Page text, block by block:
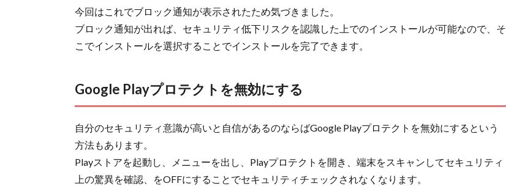
今回はこれでブロック通知が表示されたため気づきました。
ブロック通知が出れば、セキュリティ低下リスクを認識した上でのインストールが可能なので、そ
こでインストールを選択することでインストールを完了できます。
Google Playプロテクトを無効にする
自分のセキュリティ意識が高いと自信があるのならばGoogle Playプロテクトを無効にするという
方法もあります。
Playストアを起動し、メニューを出し、Playプロテクトを開き、端末をスキャンしてセキュリティ
上の驚異を確認、をOFFにすることでセキュリティチェックされなくなります。